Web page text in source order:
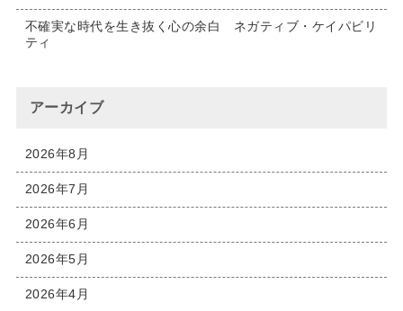
不確実な時代を生き抜く心の余白 ネガティブ・ケイパビリ
ティ
アーカイブ
2026年8月
2026年7月
2026年6月
2026年5月
2026年4月